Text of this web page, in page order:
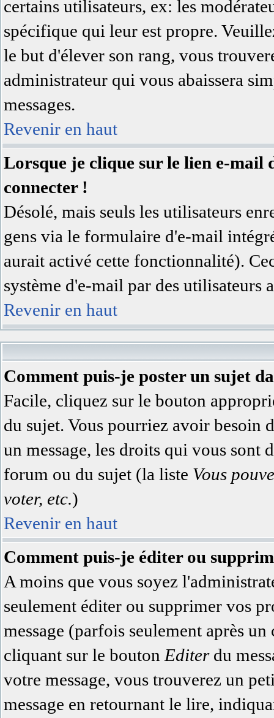
certains utilisateurs, ex: les
spécifique qui leur est propre.
le but d'élever son rang, vous
administrateur qui vous abaissera
messages.
Revenir en haut
Lorsque je clique sur le lien e-mail
connecter !
Désolé, mais seuls les utilisateurs
gens via le formulaire d'e-mail
aurait activé cette fonctionnalité).
système d'e-mail par des utilisateurs
Revenir en haut
Comment puis-je poster un sujet
Facile, cliquez sur le bouton
du sujet. Vous pourriez avoir besoin
un message, les droits qui vous sont
forum ou du sujet (la liste Vous
voter, etc.)
Revenir en haut
Comment puis-je éditer ou
A moins que vous soyez
seulement éditer ou supprimer vos
message (parfois seulement après
cliquant sur le bouton Editerdu
votre message, vous trouverez un
message en retournant le lire,